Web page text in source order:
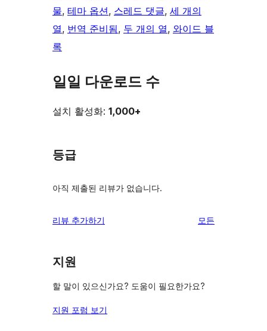
물, 테마 옵션, 스레드 댓글, 세 개의
열, 번역 준비됨, 두 개의 열, 와이드 블
록
일일 다운로드 수
설치 활성화: 1,000+
등급
아직 제출된 리뷰가 없습니다.
리뷰 추가하기 모든
지원
할 말이 있으신가요? 도움이 필요한가요?
지원 포럼 보기